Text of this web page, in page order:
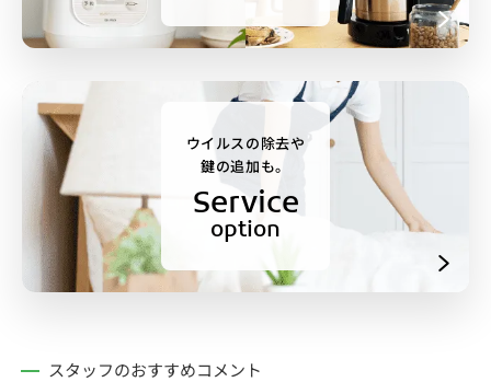
ウイルスの除去や
鍵の追加も。
Service
option
スタッフのおすすめコメント